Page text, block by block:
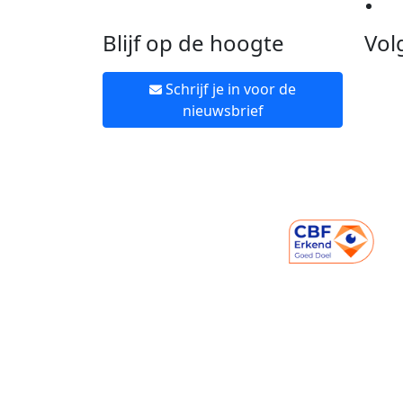
Blijf op de hoogte
Schrijf je in voor de
nieuwsbrief